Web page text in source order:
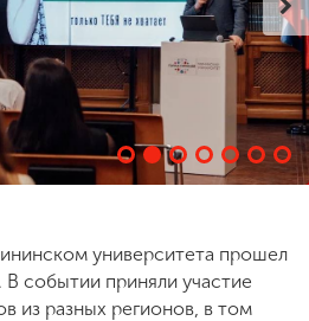
университета прошел
событии приняли участие
из разных регионов, в том